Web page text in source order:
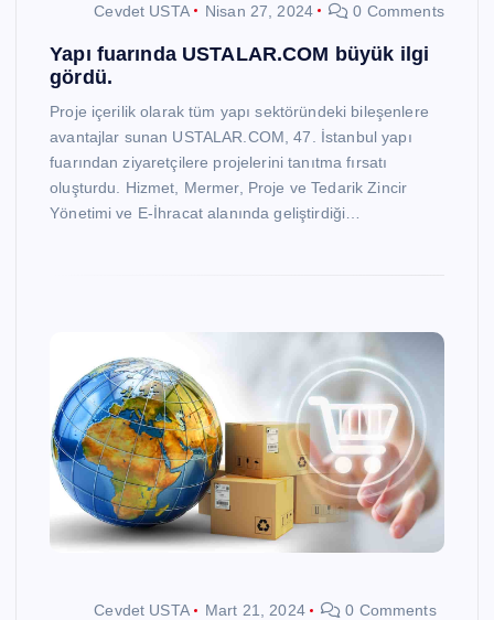
Cevdet USTA Nisan 27, 2024 0 Comments
Yapı fuarında USTALAR.COM büyük ilgi
gördü.
Proje içerilik olarak tüm yapı sektöründeki bileşenlere
avantajlar sunan USTALAR.COM, 47. İstanbul yapı
fuarından ziyaretçilere projelerini tanıtma fırsatı
oluşturdu. Hizmet, Mermer, Proje ve Tedarik Zincir
Yönetimi ve E-İhracat alanında geliştirdiği…
Cevdet USTA Mart 21, 2024 0 Comments